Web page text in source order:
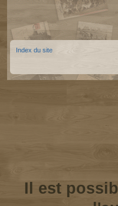
Index du site
Il est